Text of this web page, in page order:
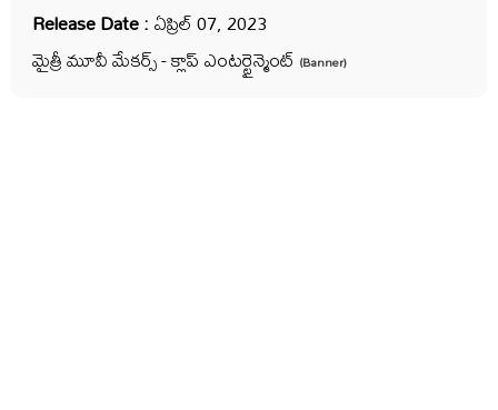
Release Date :ఏప్రిల్ 07, 2023
మైత్రీ మూవీ మేకర్స్ - క్లాప్ ఎంటర్టైన్మెంట్ (Banner)